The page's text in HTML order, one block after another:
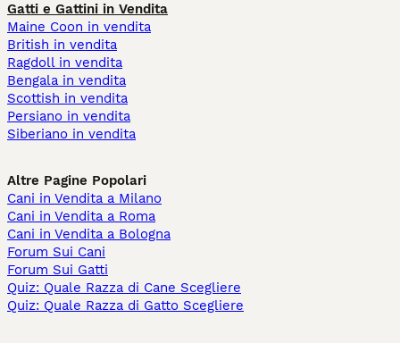
Gatti e Gattini in Vendita
Maine Coon in vendita
British in vendita
Ragdoll in vendita
Bengala in vendita
Scottish in vendita
Persiano in vendita
Siberiano in vendita
Altre Pagine Popolari
Cani in Vendita a Milano
Cani in Vendita a Roma
Cani in Vendita a Bologna
Forum Sui Cani
Forum Sui Gatti
Quiz: Quale Razza di Cane Scegliere
Quiz: Quale Razza di Gatto Scegliere